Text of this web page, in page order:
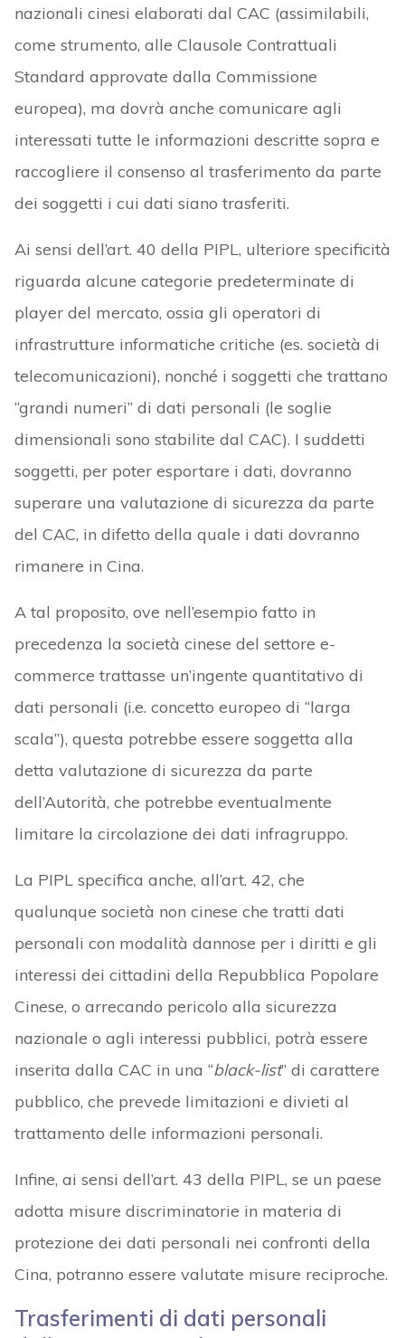
nazionali cinesi elaborati dal CAC (assimilabili,
come strumento, alle Clausole Contrattuali
Standard approvate dalla Commissione
europea), ma dovrà anche comunicare agli
interessati tutte le informazioni descritte sopra e
raccogliere il consenso al trasferimento da parte
dei soggetti i cui dati siano trasferiti.
Ai sensi dell’art. 40 della PIPL, ulteriore specificità
riguarda alcune categorie predeterminate di
player del mercato, ossia gli operatori di
infrastrutture informatiche critiche (es. società di
telecomunicazioni), nonché i soggetti che trattano
“grandi numeri” di dati personali (le soglie
dimensionali sono stabilite dal CAC). I suddetti
soggetti, per poter esportare i dati, dovranno
superare una valutazione di sicurezza da parte
del CAC, in difetto della quale i dati dovranno
rimanere in Cina.
A tal proposito, ove nell’esempio fatto in
precedenza la società cinese del settore e-
commerce trattasse un’ingente quantitativo di
dati personali (i.e. concetto europeo di “larga
scala”), questa potrebbe essere soggetta alla
detta valutazione di sicurezza da parte
dell’Autorità, che potrebbe eventualmente
limitare la circolazione dei dati infragruppo.
La PIPL specifica anche, all’art. 42, che
qualunque società non cinese che tratti dati
personali con modalità dannose per i diritti e gli
interessi dei cittadini della Repubblica Popolare
Cinese, o arrecando pericolo alla sicurezza
nazionale o agli interessi pubblici, potrà essere
inserita dalla CAC in una “black-list” di carattere
pubblico, che prevede limitazioni e divieti al
trattamento delle informazioni personali.
Infine, ai sensi dell’art. 43 della PIPL, se un paese
adotta misure discriminatorie in materia di
protezione dei dati personali nei confronti della
Cina, potranno essere valutate misure reciproche.
Trasferimenti di dati personali